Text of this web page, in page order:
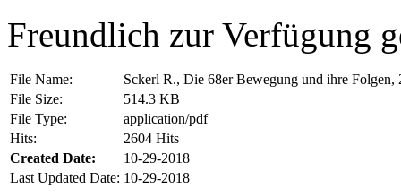
Freundlich zur Verfügung
File Name:
Sckerl R., Die 68er Bewegung und ihre Folgen,
File Size:
514.3 KB
File Type:
application/pdf
Hits:
2604 Hits
Created Date:
10-29-2018
Last Updated Date: 10-29-2018